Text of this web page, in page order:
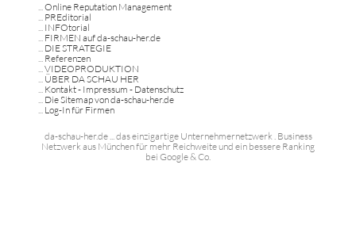
...Online Reputation Management
... PREditorial
... INFOtorial
... FIRMEN auf da-schau-her.de
... DIE STRATEGIE
... Referenzen
...VIDEOPRODUKTION
... ÜBER DA SCHAU HER
... Kontakt - Impressum - Datenschutz
... Die Sitemap von da-schau-her.de
... Log-In für Firmen
da-schau-her.de ... das einzigartige Unternehmernetzwerk . Business
Netzwerk aus München für mehr Reichweite und ein bessere Ranking
bei Google & Co.